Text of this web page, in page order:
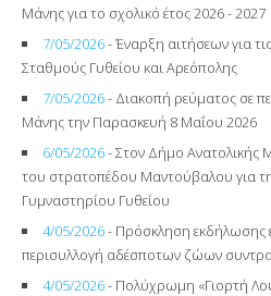
Μάνης για το σχολικό έτος 2026 - 2027
7/05/2026- Έναρξη αιτήσεων για
Σταθμούς Γυθείου και Αρεόπολης
7/05/2026- Διακοπή ρεύματος σε
Μάνης την Παρασκευή 8 Μαΐου 2026
6/05/2026- Στον Δήμο Ανατολικής
του στρατοπέδου Μαντούβαλου για
Γυμναστηρίου Γυθείου
4/05/2026- Πρόσκληση εκδήλωσης
περισυλλογή αδέσποτων ζώων
4/05/2026- Πολύχρωμη «Γιορτή